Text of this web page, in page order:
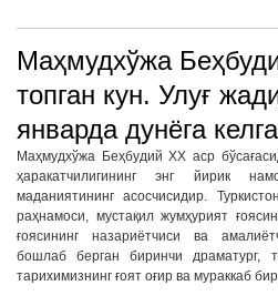
Маҳмудхўжа
топган кун. Улуғ
январда дунёга
Маҳмудхўжа Беҳбудий ХХ аср
ҳаракатчилигининг энг йирик
маданиятининг асосчисидир.
раҳнамоси, мустақил жумҳурият
ғоясининг назариётчиси ва
бошлаб берган биринчи драматург,
тарихимизнинг ғоят оғир ва мураккаб